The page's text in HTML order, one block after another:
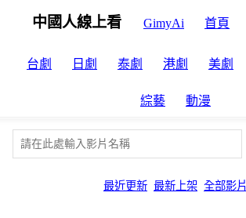
中國人線上看 GimyAi 首頁
台劇 日劇 泰劇 港劇 美劇
綜藝 動漫
最近更新 最新上架 全部影片